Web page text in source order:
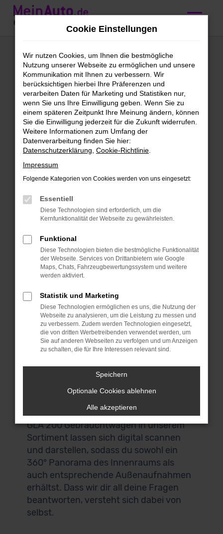
Zum
Hauptinhalt
Mercedes-Benz GLA
200
Gebrauchtwagen
kaufen mit
Lieferservice nach
Nürnberg
Mercedes-Benz GLA 200
Gebrauchtwagen – direkt zu dir
nach Nürnberg
dieser Gelegenheit kannst du dich gleich
bei unseren Mercedes-Benz GLA 200
Gebrauchtwagen umsehen und das
passende Fahrzeug für dich finden.
Umgebung kommst, laden wir dich
herzlich zu uns nach Garching ein. Das
liegt bei München und ist über die
Autobahn perfekt zu erreichen. Keine
Zeit? Keine Lust? Kein Problem! Wir
Nürnberg und auf Wunsch vor deine
Haustür. Auch für den Autokauf
nicht zu verlassen. Alle Mercedes-Benz
GLA 200 Gebrauchtwagen in unserem
Sortiment lassen sich digital scannen
und darstellen, sodass du sowohl ein
360° Panorama des Innenraums als
auch entsprechende Außenaufnahmen
erhältst. Dass wir dir all deine Fragen
beantworten, versteht sich dabei von
selbst.
Cookie Einstellungen
Wir nutzen Cookies, um Ihnen die bestmögliche
Nutzung unserer Webseite zu ermöglichen und unsere
Kommunikation mit Ihnen zu verbessern. Wir
berücksichtigen hierbei Ihre Präferenzen und
verarbeiten Daten für Marketing und Statistiken nur,
wenn Sie uns Ihre Einwilligung geben. Wenn Sie zu
einem späteren Zeitpunkt Ihre Meinung ändern, können
Sie die Einwilligung jederzeit für die Zukunft widerrufen.
Weitere Informationen zum Umfang der
Datenverarbeitung finden Sie hier:
Datenschutzerklärung Cookie-Richtlinie
Impressum
Folgende Kategorien von Cookies werden von uns eingesetzt:
Essentiell
Diese Technologien sind erforderlich, um die
Kernfunktionalität der Webseite zu gewährleisten.
Funktional
Diese Technologien bieten die bestmögliche Funktionalität
der Webseite. Services von Drittanbietern wie Google
Maps, Chats, Fahrzeugbewertungssystem und weitere
werden aktiviert.
Statistik und Marketing
Diese Technologien ermöglichen es uns, die Nutzung der
Webseite zu analysieren, um die Leistung zu messen und
zu verbessern. Zudem werden Technologien eingesetzt,
die von dritten Werbetreibenden verwendet werden, um
Sie auf anderen Webseiten zu verfolgen und um Anzeigen
zu schalten, die für Ihre Interessen relevant sind.
Speichern
Optionale Cookies ablehnen
Alle akzeptieren